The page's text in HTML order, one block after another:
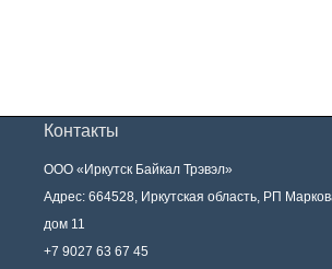
Контакты
ООО «Иркутск Байкал Трэвэл»
Адрес: 664528, Иркутская область, РП
дом 11
+7 9027 63 67 45